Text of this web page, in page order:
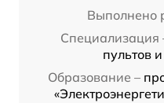
Выполнено
Специализация
пультов
Образование –